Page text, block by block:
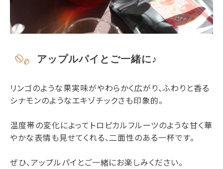
アップルパイとご一緒に♪
リンゴのような果実味がやわらかく広がり、ふわりと香る
シナモンのようなエキゾチックさも印象的。
温度帯の変化によってトロピカルフルーツのような甘く華
やかな表情も見せてくれる、二面性のある一杯です。
ぜひ、アップルパイとご一緒にお楽しみください。